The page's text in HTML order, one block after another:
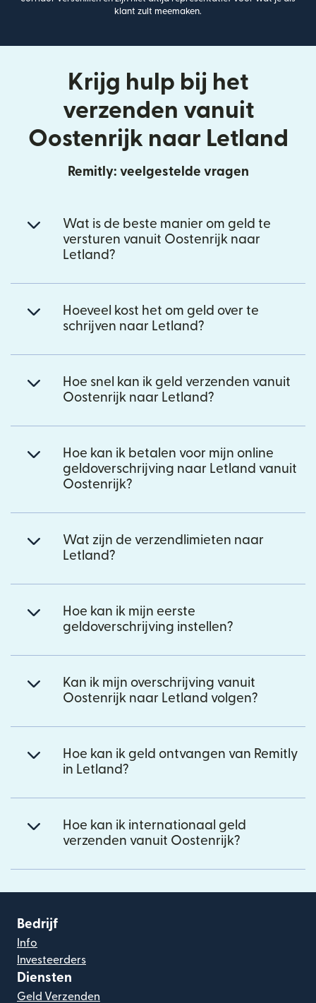
klant zult meemaken.
Krijg hulp bij het
verzenden vanuit
Oostenrijk naar Letland
Remitly: veelgestelde vragen
Wat is de beste manier om geld te
versturen vanuit Oostenrijk naar
Letland?
Hoeveel kost het om geld over te
schrijven naar Letland?
Hoe snel kan ik geld verzenden vanuit
Oostenrijk naar Letland?
Hoe kan ik betalen voor mijn online
geldoverschrijving naar Letland vanuit
Oostenrijk?
Wat zijn de verzendlimieten naar
Letland?
Hoe kan ik mijn eerste
geldoverschrijving instellen?
Kan ik mijn overschrijving vanuit
Oostenrijk naar Letland volgen?
Hoe kan ik geld ontvangen van Remitly
in Letland?
Hoe kan ik internationaal geld
verzenden vanuit Oostenrijk?
Bedrijf
Info
Investeerders
Diensten
Geld Verzenden